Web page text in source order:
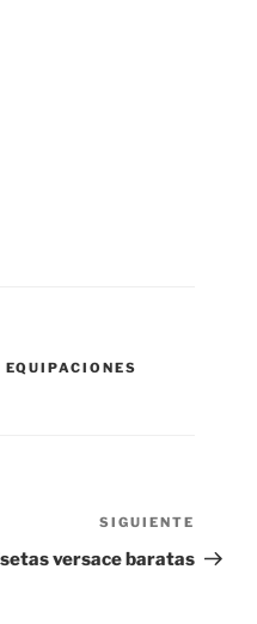
EQUIPACIONES
entrada
SIGUIENTE
versace baratas